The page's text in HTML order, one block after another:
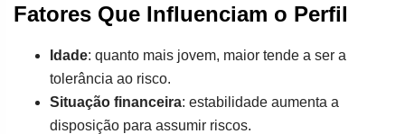
Fatores Que Influenciam o Perfil
Idade: quanto mais jovem, maior tende a ser a
tolerância ao risco.
Situação financeira: estabilidade aumenta a
disposição para assumir riscos.